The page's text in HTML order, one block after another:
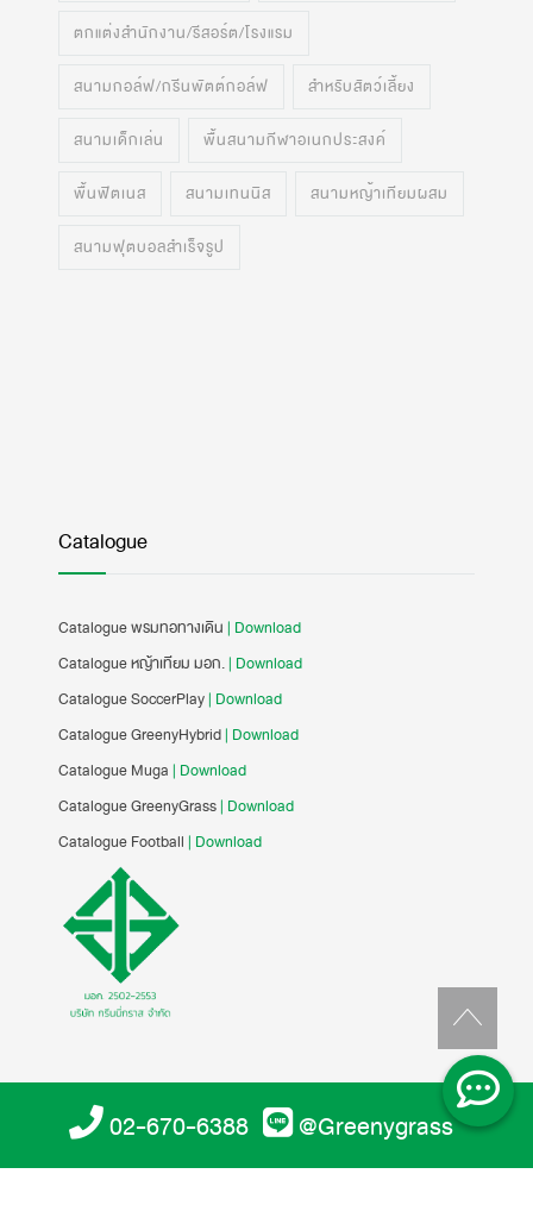
02-670-6388 @Greenygrass
ตกแต่งสำนักงาน/รีสอร์ต/โรงแรม
สนามกอล์ฟ/กรีนพัตต์กอล์ฟ สำหรับสัตว์เลี้ยง
สนามเด็กเล่น พื้นสนามกีฬาอเนกประสงค์
พื้นฟิตเนส สนามเทนนิส สนามหญ้าเทียมผสม
สนามฟุตบอลสำเร็จรูป
Catalogue
Catalogue พรมทอทางเดิน | Download
Catalogue หญ้าเทียม มอก.| Download
Catalogue SoccerPlay| Download
Catalogue GreenyHybrid| Download
Catalogue Muga | Download
Catalogue GreenyGrass| Download
Catalogue Football | Download